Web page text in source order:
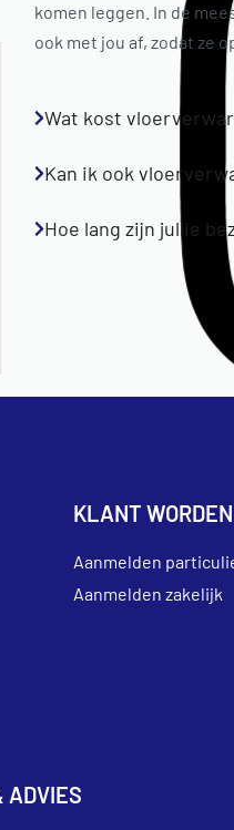
komen leggen. In de
ook met jou af, zodat ze
Wat kost
Kan ik ook
Hoe lang zijn jullie
KLANT WORDEN
Aanmelden
Aanmelden zakelijk
ADVIES